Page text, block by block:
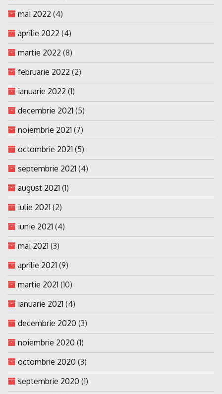
mai 2022 (4)
aprilie 2022 (4)
martie 2022 (8)
februarie 2022 (2)
ianuarie 2022 (1)
decembrie 2021 (5)
noiembrie 2021 (7)
octombrie 2021 (5)
septembrie 2021 (4)
august 2021 (1)
iulie 2021 (2)
iunie 2021 (4)
mai 2021 (3)
aprilie 2021 (9)
martie 2021 (10)
ianuarie 2021 (4)
decembrie 2020 (3)
noiembrie 2020 (1)
octombrie 2020 (3)
septembrie 2020 (1)